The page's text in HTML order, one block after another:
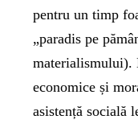
pentru un timp
„paradis pe
materialismului).
economice și
asistență socială